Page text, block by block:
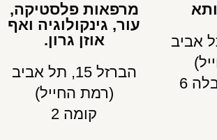
מרפאות פלסטיקה,
עור, גינקולוגיה ואף
אוזן גרון.
הברזל 15, תל אביב
(רמת החייל)
קומה 2